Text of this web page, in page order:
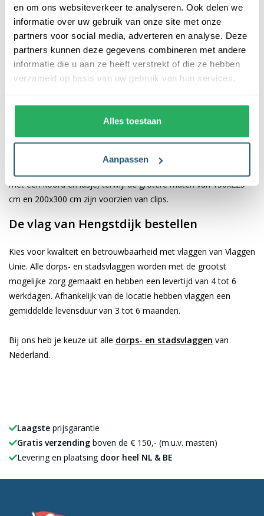
en om ons websiteverkeer te analyseren. Ook delen we
informatie over uw gebruik van onze site met onze
partners voor social media, adverteren en analyse. Deze
partners kunnen deze gegevens combineren met andere
informatie die u aan ze heeft verstrekt of die ze hebben
verzameld op basis van uw gebruik van hun services.
Alles toestaan
Aanpassen
De afwerking van onze vlaggen is van hoge kwaliteit. Ze zijn
voorzien van een sterke kopband en een dubbele stiknaad, wat
bijdraagt aan hun duurzaamheid en stevigheid. Wij bieden de
vlag vanHengstdijkaan in verschillende afmetingen, namelijk
40x60 cm, 70x100 cm, 100x150 cm, 150x225 cm en 200x300
Afhankelijk van de afmetingen die je kiest, worden de vlaggen
voorzien van verschillende bevestigingsmogelijkheden. De
met een koord en lusje, terwijl de grotere maten van 150x225
cm en 200x300 cm zijn voorzien van clips.
De vlag van Hengstdijk bestellen
Kies voor kwaliteit en betrouwbaarheid met vlaggen van Vlaggen
Unie. Alle dorps- en stadsvlaggen worden met de grootst
mogelijke zorg gemaakt en hebben een levertijd van 4 tot 6
werkdagen. Afhankelijk van de locatie hebben vlaggen een
gemiddelde levensduur van 3 tot 6 maanden.
Bij ons heb je keuze uit alle dorps- en stadsvlaggen van
Nederland.
Laagste prijsgarantie
Gratis verzending boven de € 150,- (m.u.v. masten)
Levering en plaatsing door heel NL & BE